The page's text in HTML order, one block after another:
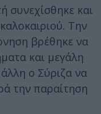
συνεχίσθηκε και
Την
βρέθηκε να
και μεγάλη
ο Σύριζα να
την παραίτηση